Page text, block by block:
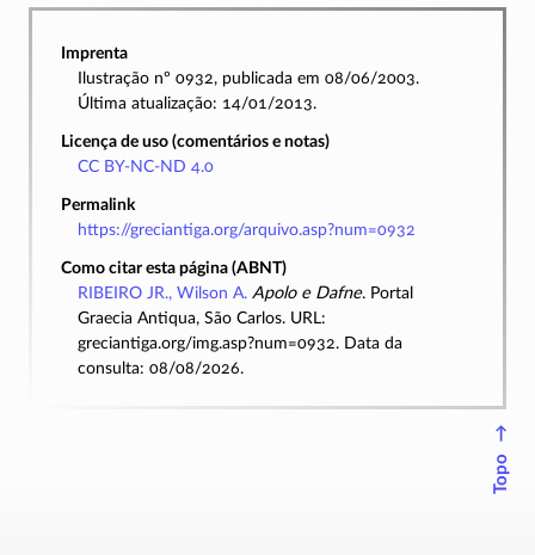
Imprenta
Ilustração nº 0932, publicada em 08/06/2003.
Última atualização: 14/01/2013.
Licença de uso (comentários e notas)
CC BY-NC-ND 4.0
Permalink
https://greciantiga.org/arquivo.asp?num=0932
Como citar esta página (ABNT)
RIBEIRO JR., Wilson A. Apolo e Dafne. Portal
Graecia Antiqua, São Carlos. URL:
greciantiga.org/img.asp?num=0932. Data da
consulta: 08/08/2026.
↑
Topo